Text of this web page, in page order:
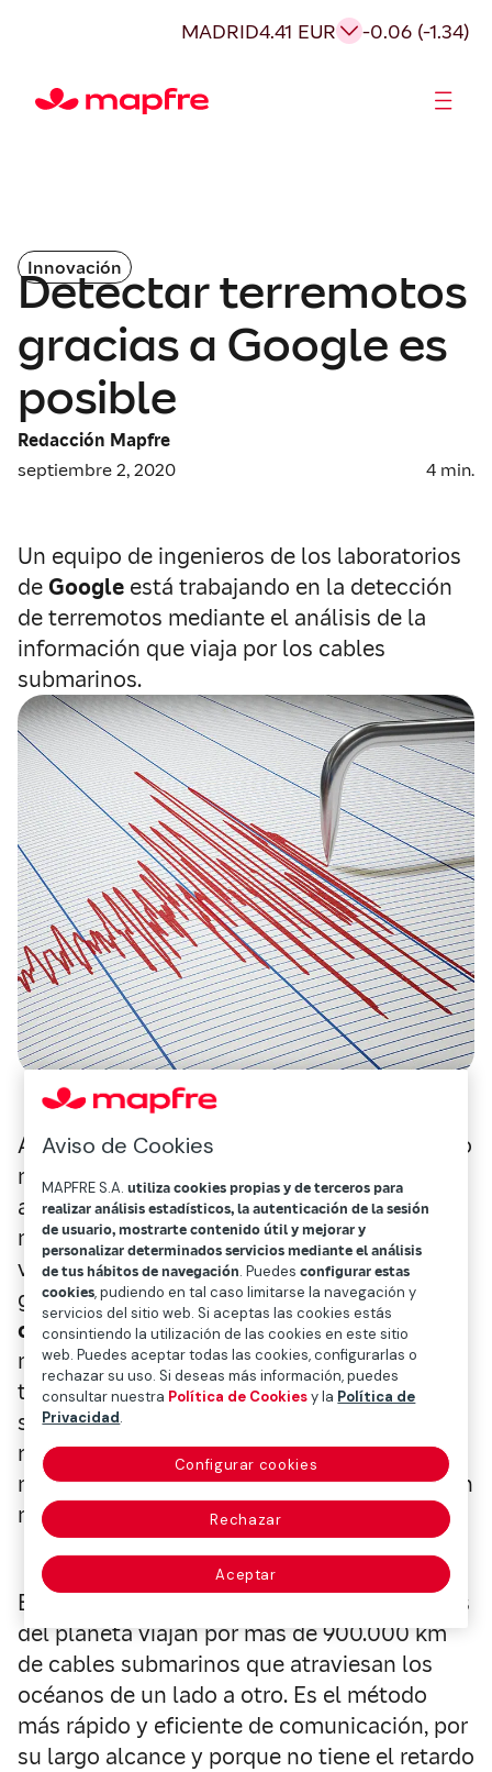
MADRID4.41 EUR -0.06 (-1.34)
Innovación
Detectar terremotos
gracias a Google es
posible
Redacción Mapfre
septiembre 2, 2020
4 min.
Un equipo de ingenieros de los laboratorios
deGoogle está trabajando en la detección
de terremotos mediante el análisis de la
información que viaja por los cables
submarinos.
Aunque parezca un método extraño, no es lo
más raro que se ha visto. De hecho, se suma
a toda una colección de métodos más o
menos científicos: desde el análisis de las
vibraciones en los teléfonos móviles de la
gente mediante una especie de
crowdsourcing, a la detección gracias a los
movimientos de los cables de internet
terrestres, a los animales, a las “nubes
sísmicas” y otros fenómenos de la
naturaleza. La diferencia es que en este
método hay más ciencia y los datos cuadran
mucho mejor con las observaciones.
Es sabido que el 99% de las comunicaciones
del planeta viajan por más de 900.000 km
de cables submarinos que atraviesan los
océanos de un lado a otro. Es el método
más rápido y eficiente de comunicación, por
su largo alcance y porque no tiene el retardo
Aviso de Cookies
MAPFRE S.A.utiliza cookies propias y de terceros para
realizar análisis estadísticos, la autenticación de la sesión
de usuario, mostrarte contenido útil y mejorar y
personalizar determinados servicios mediante el análisis
de tus hábitos de navegación. Puedesconfigurar estas
cookies, pudiendo en tal caso limitarse la navegación y
servicios del sitio web. Si aceptas las cookies estás
consintiendo la utilización de las cookies en este sitio
web. Puedes aceptar todas las cookies, configurarlas o
rechazar su uso. Si deseas más información, puedes
consultar nuestra Política de Cookiesy la Política de
Privacidad.
Configurar cookies
Rechazar
Aceptar